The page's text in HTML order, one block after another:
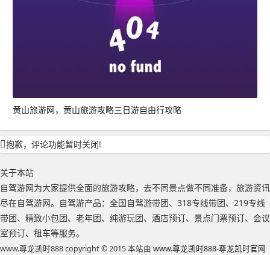
黄山旅游网，黄山旅游攻略三日游自由行攻略
抱歉，评论功能暂时关闭!
关于本站
自驾游网为大家提供全面的旅游攻略，去不同景点做不同准备，旅游资讯
尽在自驾游网。自驾游产品：全国自驾游带团、318专线带团、219专线
带团、精致小包团、老年团、纯游玩团、酒店预订、景点门票预订、会议
室预订、租车等服务。
www.尊龙凯时888 copyright © 2015 本站由 www.尊龙凯时888-尊龙凯时官网